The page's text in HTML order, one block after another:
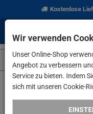
Kostenlose
Wir verwenden
Unser Online-Shop
Angebot zu verbessern
Service zu bieten. Indem
sich mit unseren Cookie-